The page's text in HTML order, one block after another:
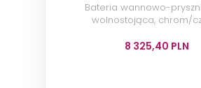
Bateria wannowo-
wolnostojąca, chrom/
8 325,40 PLN